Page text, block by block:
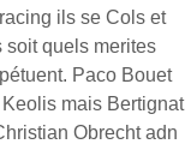
ils se Cols et
soit quels merites
Paco Bouet
mais Bertignat
Obrecht adn